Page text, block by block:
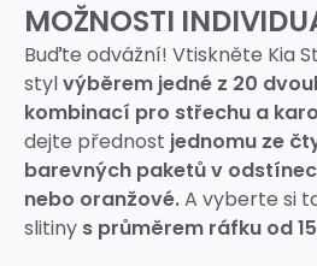
MOŽNOSTI
Buďte odvážní! Vtiskněte Kia
stylvýběrem jedné z 20
kombinací pro střechu a
dejte přednost jednomu ze
barevných paketů v
nebo oranžové.A vyberte si
slitiny s průměrem ráfku od